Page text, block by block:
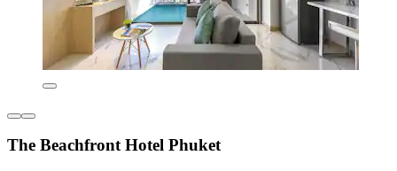
The Beachfront Hotel Phuket